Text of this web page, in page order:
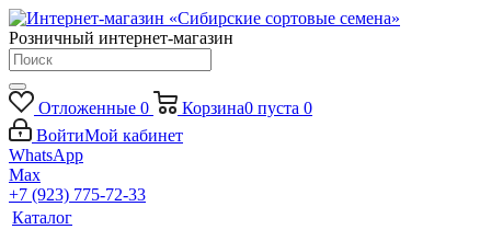
Розничный интернет-магазин
Отложенные 0 Корзина0 пуста 0
ВойтиМой кабинет
WhatsApp
Max
+7 (923) 775-72-33
Каталог